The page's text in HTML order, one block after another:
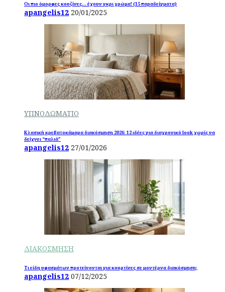
Οι πιο όμορφες κουζίνες… έχουν γκρι χρώμα! (15 παραδείγματα)
apangelis12 20/01/2025
ΥΠΝΟΔΩΜΑΤΙΟ
Κλασική κρεβατοκάμαρα διακόσμηση 2026: 12 ιδέες για διαχρονικό look χωρίς να
δείχνει “παλιά”
apangelis12 27/01/2026
ΔΙΑΚΟΣΜΗΣΗ
Τι είδη υφασμάτων προτείνονται για κουρτίνες σε μοντέρνα διακόσμηση;
apangelis12 07/12/2025